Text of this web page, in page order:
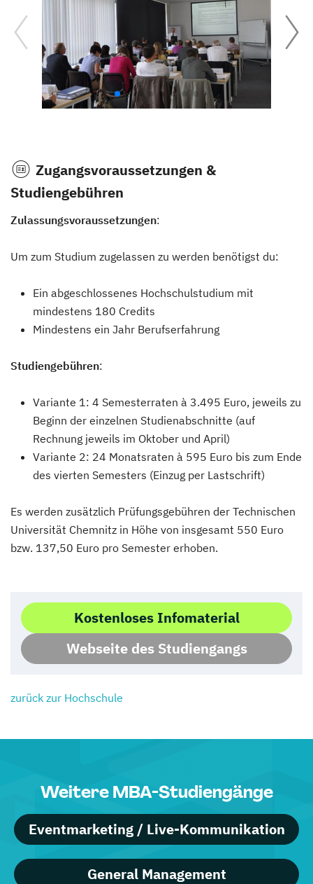
Zugangsvoraussetzungen &
Studiengebühren
Zulassungsvoraussetzungen:
Um zum Studium zugelassen zu werden benötigst du:
Ein abgeschlossenes Hochschulstudium mit
mindestens 180 Credits
Mindestens ein Jahr Berufserfahrung
Studiengebühren:
Variante 1: 4 Semesterraten à 3.495 Euro, jeweils zu
Beginn der einzelnen Studienabschnitte (auf
Rechnung jeweils im Oktober und April)
Variante 2: 24 Monatsraten à 595 Euro bis zum Ende
des vierten Semesters (Einzug per Lastschrift)
Es werden zusätzlich Prüfungsgebühren der Technischen
Universität Chemnitz in Höhe von insgesamt 550 Euro
bzw. 137,50 Euro pro Semester erhoben.
Kostenloses Infomaterial
Webseite des Studiengangs
zurück zur Hochschule
Weitere MBA-Studiengänge
Eventmarketing / Live-Kommunikation
General Management